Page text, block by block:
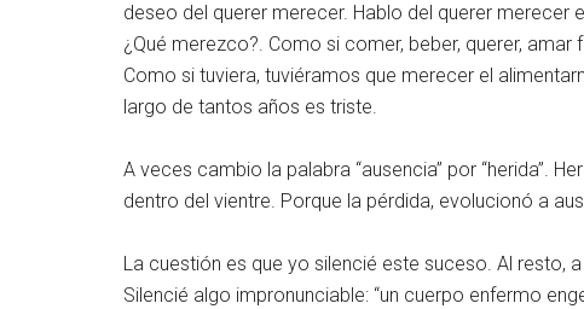
deseo del querer merecer. Hablo del querer
¿Qué merezco?. Como si comer, beber, querer,
Como si tuviera, tuviéramos que merecer el
largo de tantos años es triste.
A veces cambio la palabra “ausencia” por “herida”.
dentro del vientre. Porque la pérdida, evolucionó a
La cuestión es que yo silencié este suceso. Al resto,
Silencié algo impronunciable: “un cuerpo enfermo